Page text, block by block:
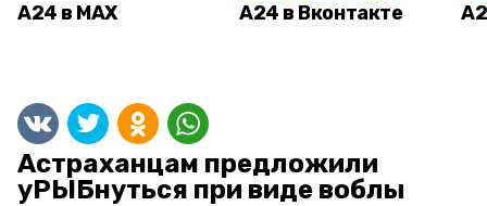
А24 в MAX А24 в Вконтакте
Астраханцам предложили
уРЫБнуться при виде воблы